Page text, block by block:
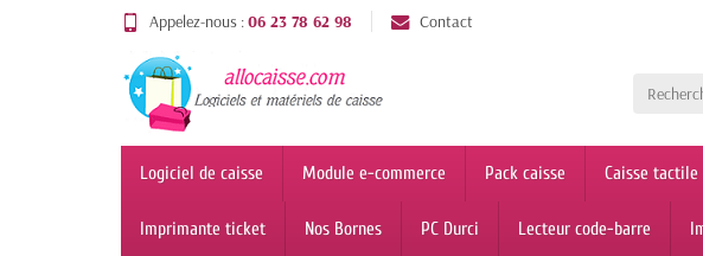
Appelez-nous :06 23 78 62 98 Contact
Logiciel de caisse Module e-commerce Pack caisse Caisse tactile
Imprimante ticket Nos Bornes PC Durci Lecteur code-barre